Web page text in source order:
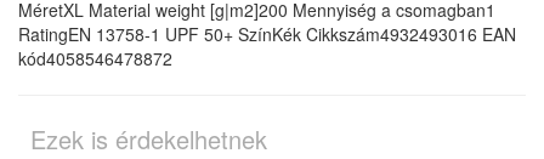
MéretXL Material weight [g|m2]200 Mennyiség a csomagban1
RatingEN 13758-1 UPF 50+ SzínKék Cikkszám4932493016 EAN
kód4058546478872
Ezek is érdekelhetnek